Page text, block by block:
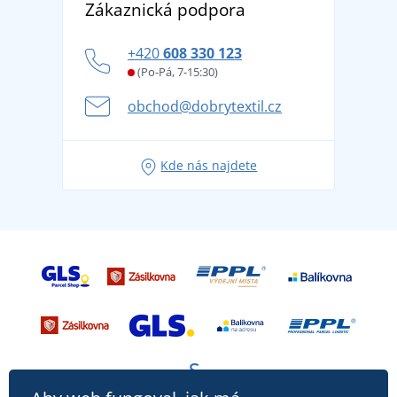
Potisk a výšivka
Věrnostní program BONTIS +
tradicí od roku 1976
Letní dobrodružství začíná balením aneb připravte
se na dovolenou bez starostí
Tipy na svěží outfity pro pohodové léto
Zákaznická podpora
+420608 330 123
(Po-Pá, 7-15:30)
obchod@dobrytextil.cz
Kde nás najdete